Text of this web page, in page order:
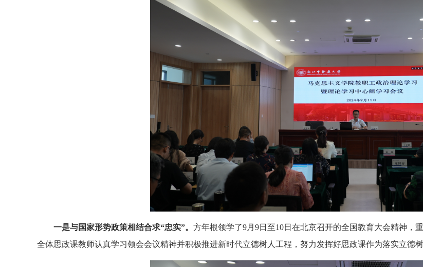
一是与国家形势政策相结合求“忠实”。 方年根领学了9月9日至10日在北京召开的全国教育大会精神
全体思政课教师认真学习领会会议精神并积极推进新时代立德树人工程，努力发挥好思政课作为落实立德